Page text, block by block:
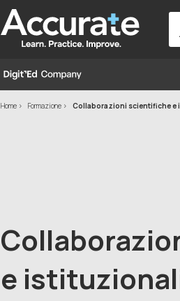
Home Formazione Collaborazioni scientifiche e
e